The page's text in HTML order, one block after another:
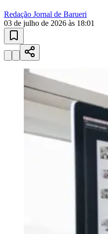
VistaCalifórniaCarapicuíba
RegiãoCotiaCruz Preta Engenho
Militar
Califórnia
Esperança Jardim Graziela
Julio Jardim Líbano
Jardim São Pedro
Jardim TupanciMutinga
Parque Imperial
do Bom Jesus
Recanto Phrynéa
Tamboré Vale
Vila Engenho Novo
Votupoca
Para Sua Empresa
Redação Jornal de Barueri
03 de julho de 2026 às 18:01